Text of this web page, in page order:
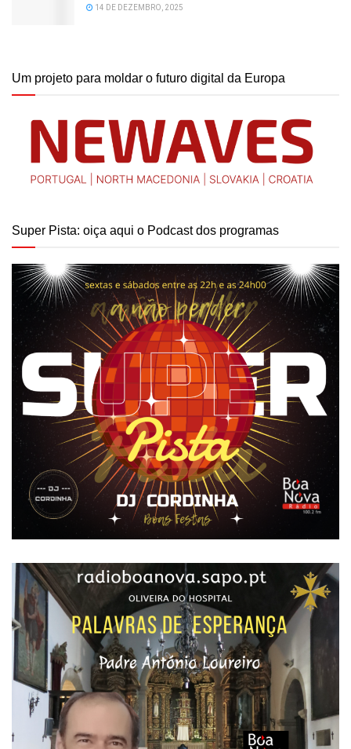
14 DE DEZEMBRO, 2025
Um projeto para moldar o futuro digital da Europa
Super Pista: oiça aqui o Podcast dos programas